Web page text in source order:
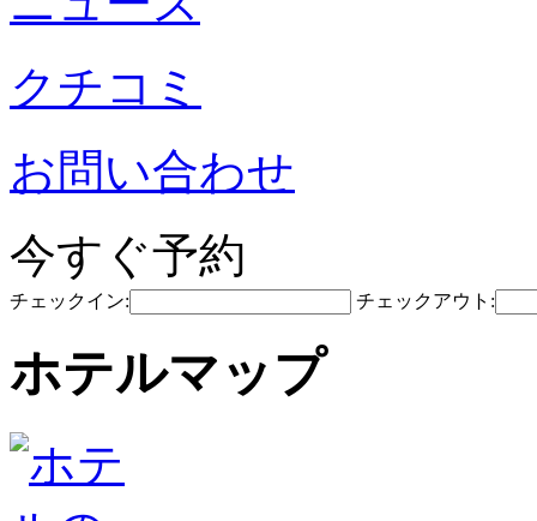
クチコミ
お問い合わせ
今すぐ予約
チェックイン: チェックアウト:
ホテルマップ